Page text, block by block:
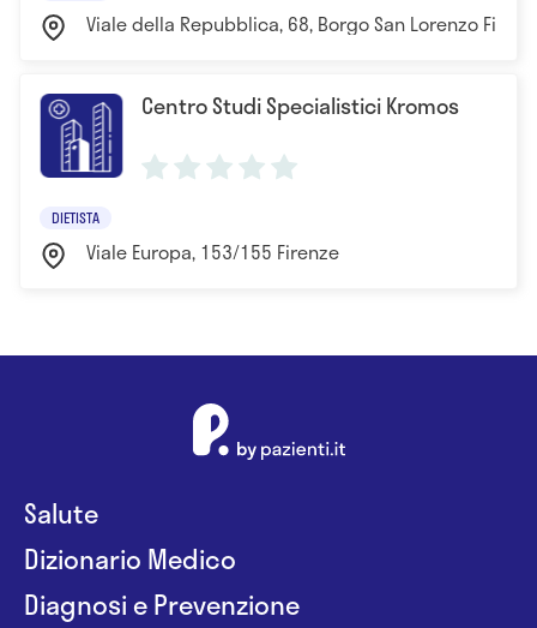
Viale della Repubblica, 68, Borgo San Lorenzo
Centro Studi Specialistici Kromos
DIETISTA
Viale Europa, 153/155 Firenze
Salute
Dizionario Medico
Diagnosi e Prevenzione